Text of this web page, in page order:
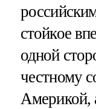
стойкое
одной
честному
Америкой,